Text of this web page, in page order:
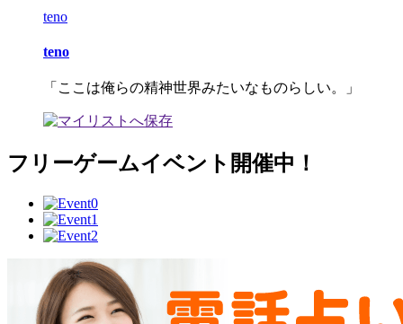
teno
teno
「ここは俺らの精神世界みたいなものらしい。」
フリーゲームイベント開催中！